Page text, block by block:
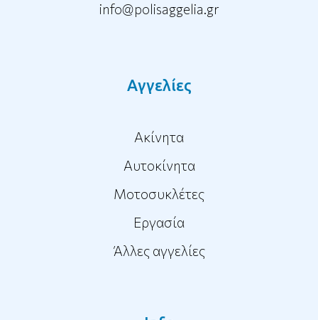
info@polisaggelia.gr
Αγγελίες
Ακίνητα
Αυτοκίνητα
Μοτοσυκλέτες
Εργασία
Άλλες αγγελίες